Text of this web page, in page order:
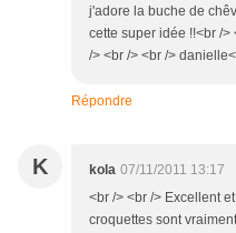
j'adore la buche de
cette super idée !!<br /
/> <br /> <br />
Répondre
K kola 07/11/2011 13:17
<br /> <br /> Excellent
croquettes sont